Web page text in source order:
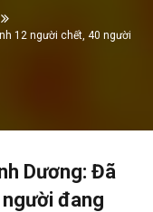
12 người chết, 40 người
Dương: Đã
đang